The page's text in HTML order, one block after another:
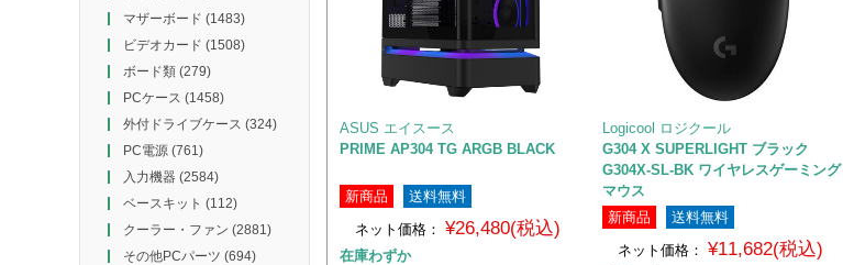
マザーボード (1483)
ビデオカード (1508)
ボード類(279)
PCケース (1458)
外付ドライブケース (324)
PC電源(761)
入力機器(2584)
ベースキット (112)
クーラー・ファン (2881)
その他PCパーツ (694)
ASUS エイスース
PRIME AP304 TG ARGB BLACK
新商品
送料無料
ネット価格：
¥26,480(税込)
在庫わずか
Logicool ロジクール
G304 X SUPERLIGHT ブラック
G304X-SL-BK ワイヤレスゲーミング
マウス
新商品
送料無料
ネット価格：
¥11,682(税込)